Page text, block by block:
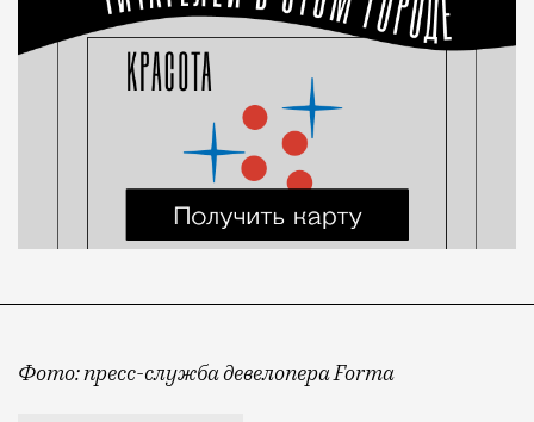
Фото: пресс-служба девелопера Forma